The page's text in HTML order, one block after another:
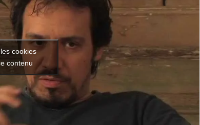
cookies
contenu